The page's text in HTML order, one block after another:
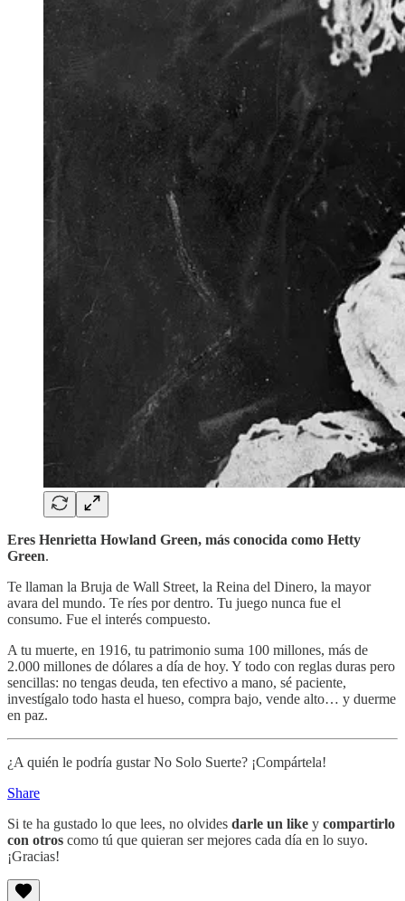
Eres Henrietta Howland Green, más conocida como Hetty
Green.
Te llaman la Bruja de Wall Street, la Reina del Dinero, la mayor
avara del mundo. Te ríes por dentro. Tu juego nunca fue el
consumo. Fue el interés compuesto.
A tu muerte, en 1916, tu patrimonio suma 100 millones, más de
2.000 millones de dólares a día de hoy. Y todo con reglas duras pero
sencillas: no tengas deuda, ten efectivo a mano, sé paciente,
investígalo todo hasta el hueso, compra bajo, vende alto… y duerme
en paz.
¿A quién le podría gustar No Solo Suerte? ¡Compártela!
Share
Si te ha gustado lo que lees, no olvides darle un like y compartirlo
con otros como tú que quieran ser mejores cada día en lo suyo.
¡Gracias!